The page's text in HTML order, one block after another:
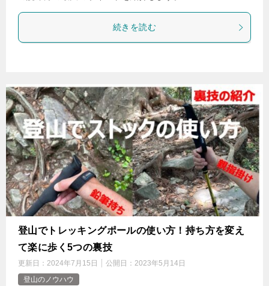
続きを読む
登山でトレッキングポールの使い方！持ち方を変え
て楽に歩く5つの裏技
更新日： 2024年7月15日 公開日： 2023年5月14日
登山のノウハウ